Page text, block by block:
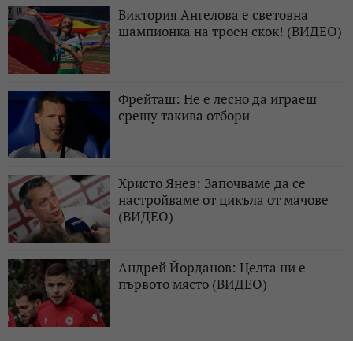
Виктория Ангелова е световна
шампионка на троен скок! (ВИДЕО)
Фрейташ: Не е лесно да играеш
срещу такива отбори
Христо Янев: Започваме да се
настройваме от цикъла от мачове
(ВИДЕО)
Андрей Йорданов: Целта ни е
първото място (ВИДЕО)